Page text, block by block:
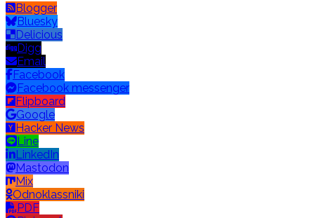
Blogger
Bluesky
Delicious
Digg
Email
Facebook
Facebook messenger
Flipboard
Google
Hacker News
Line
LinkedIn
Mastodon
Mix
Odnoklassniki
PDF